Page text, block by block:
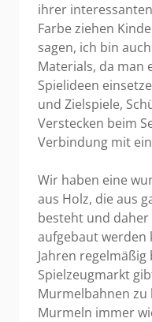
ihrer
Farbe ziehen
sagen, ich bin
Materials, da man
Spielideen
und Zielspiele,
Verstecken beim
Verbindung mit
Wir haben eine
aus Holz, die aus
besteht und
aufgebaut werden
Jahren
Spielzeugmarkt
Murmelbahnen zu
Murmeln immer